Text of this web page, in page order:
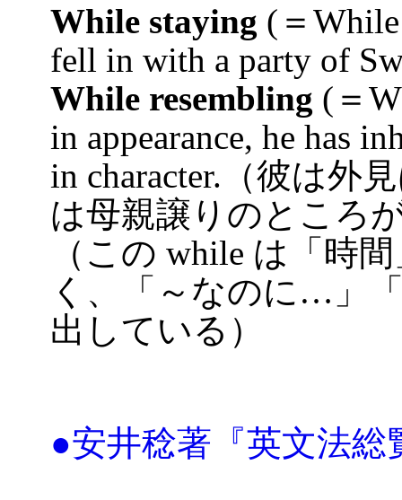
While staying (＝
fell in with a party of
While resembling (＝
in appearance, he has
in character.（彼は外
は母親譲りのところ
（この while は「時
く、「～なのに…」
出している）
●安井稔著『英文法